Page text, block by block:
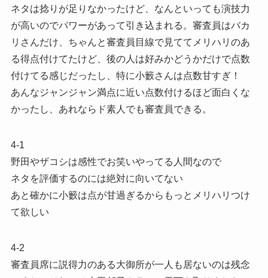
ネタは捻りが足りなかったけど、なんといっても演技力
が高いのでパワーがあって引き込まれる。審査員はバカ
リさんだけ、ちゃんと審査員目線で見ててメリハリのあ
る得点付けてたけど、後の人は好みかどうかだけで点数
付けてる感じだったし、特に小籔さんは点数甘すぎ！
あんなジャンジャン満点に近い点数付けるほど面白くな
かったし、あれならド素人でも審査員できる。
4-1
野田やザコシは感性でお笑いやってる人間なので
ネタを評価するのには絶対に向いてない
あと確かに小籔は点が甘過ぎるからもっとメリハリつけ
て欲しい
4-2
審査員席に説得力のある大御所が一人も居ないのは残念